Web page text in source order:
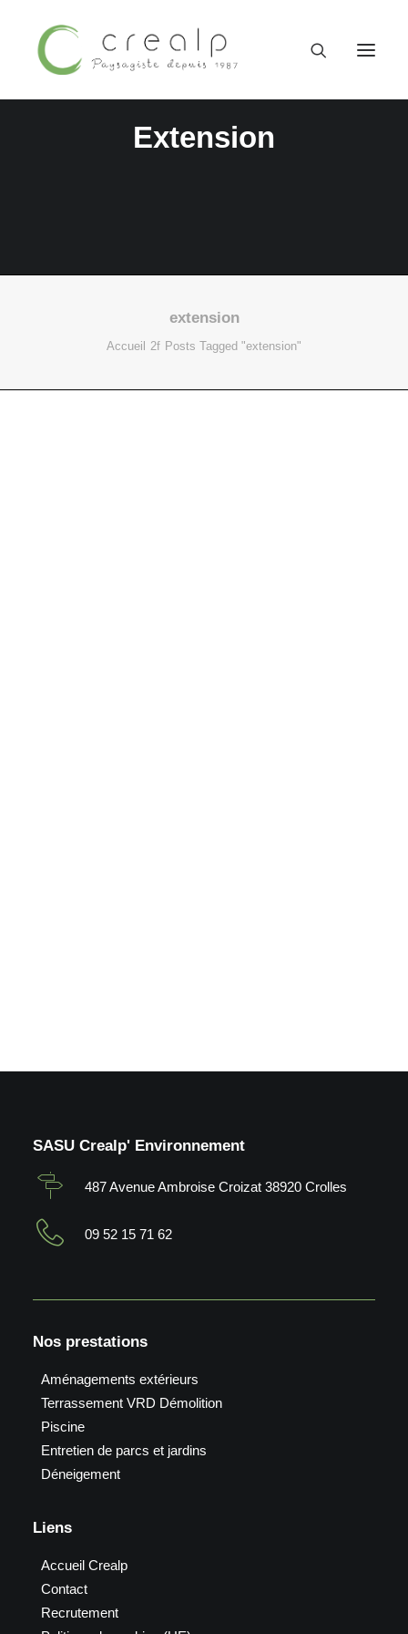
09 52 15 71 62
Extension
extension
Accueil Posts Tagged "extension"
SASU Crealp' Environnement
487 Avenue Ambroise Croizat 38920 Crolles
09 52 15 71 62
Nos prestations
Aménagements extérieurs
Terrassement VRD Démolition
Piscine
Entretien de parcs et jardins
Déneigement
Liens
Accueil Crealp
Contact
Recrutement